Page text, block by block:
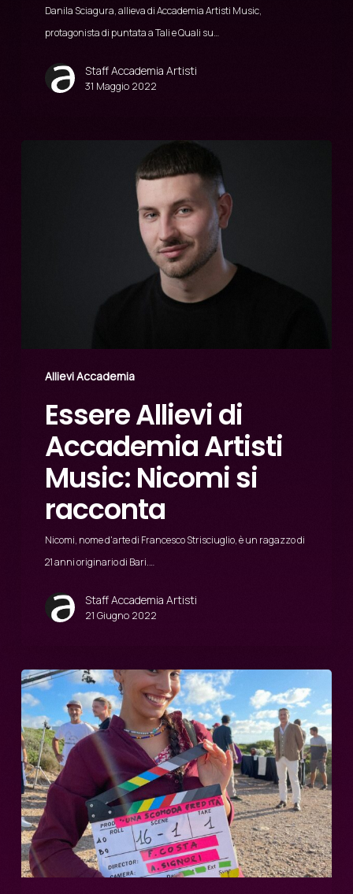
Danila Sciagura, allieva di Accademia Artisti Music,
protagonista di puntata a Tali e Quali su…
Staff Accademia Artisti
31 Maggio 2022
Allievi Accademia
Essere Allievi di
Accademia Artisti
Music: Nicomi si
racconta
Nicomi, nome d'arte di Francesco Strisciuglio, è un ragazzo di
21 anni originario di Bari.…
Staff Accademia Artisti
21 Giugno 2022